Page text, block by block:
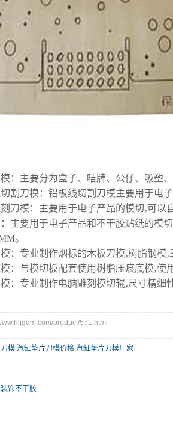
：主要分为盒子、咭牌、公仔、吸塑
割刀模：铝板线切割刀模主要用于电
刀模：主要用于电子产品的模切‚可以
主要用于电子产品和不干胶贴纸的模
。
：专业制作烟标的木板刀模‚树脂钢模
：与模切板配套使用树脂压痕底模‚使
：专业制作电脑雕刻模切辊‚尺寸精细
product/571.html
模 汽缸垫片刀模价格 汽缸垫片刀模厂家
装饰不干胶